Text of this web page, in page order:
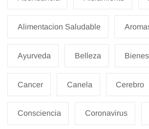
Alimentacion Saludable
Ayurveda Belleza
Cancer Canela Cerebro
Consciencia Coronavirus